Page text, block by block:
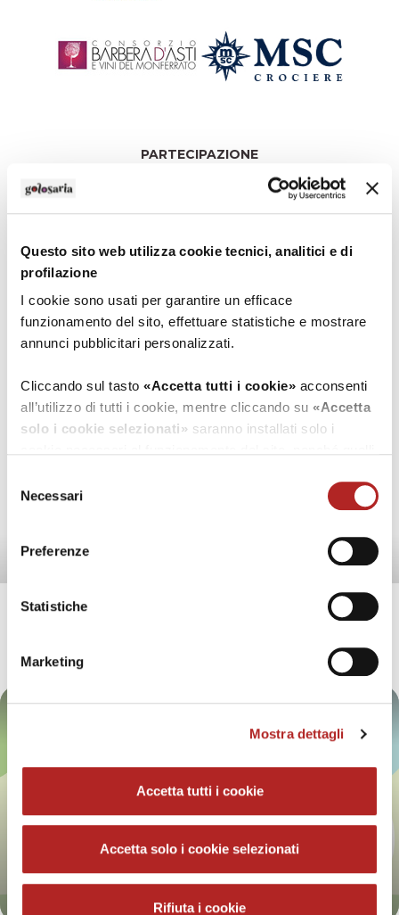
Questo sito web utilizza cookie tecnici, analitici e di
profilazione
I cookie sono usati per garantire un efficace
funzionamento del sito, effettuare statistiche e mostrare
annunci pubblicitari personalizzati.
Cliccando sul tasto «Accetta tutti i cookie» acconsenti
all’utilizzo di tutti i cookie, mentre cliccando su «Accetta
solo i cookie selezionati» saranno installati solo i
su“Rifiuta i cookie”
, verranno installati solo i cookie
Cliccando su
puoi vedere nel dettaglio
tramite il presente sito.
delNecessari
Preferenze
Statistiche
Marketing
Mostra dettagli
Accetta tutti i cookie
Accetta solo i cookie selezionati
Rifiuta i cookie
PARTECIPAZIONE
Golosaria tra i Castelli del
Monferrato